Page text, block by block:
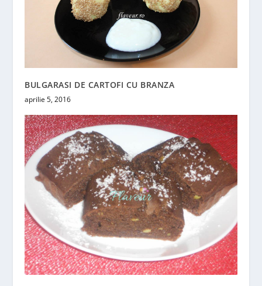
BULGARASI DE CARTOFI CU BRANZA
aprilie 5, 2016